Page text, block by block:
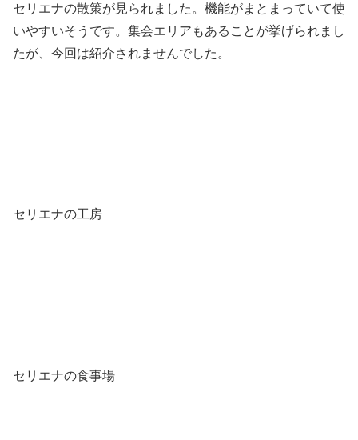
セリエナの散策が見られました。機能がまとまっていて使
いやすいそうです。集会エリアもあることが挙げられまし
たが、今回は紹介されませんでした。
セリエナの工房
セリエナの食事場